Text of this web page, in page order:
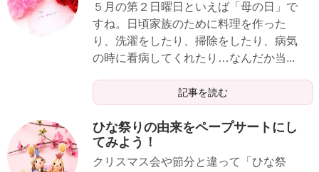
５月の第２日曜日といえば「母の日」で
すね。日頃家族のために料理を作った
り、洗濯をしたり、掃除をしたり、病気
の時に看病してくれたり…なんだか当...
記事を読む
ひな祭りの由来をペープサートにし
てみよう！
クリスマス会や節分と違って「ひな祭